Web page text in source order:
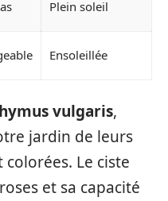
Plein soleil
Ensoleillée
vulgaris,
jardin de leurs
Le ciste
et sa capacité